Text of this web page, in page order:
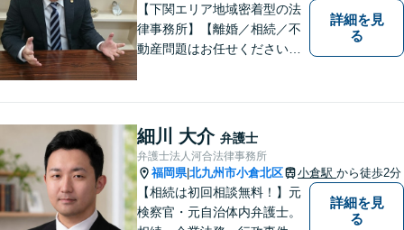
【下関エリア地域密着型の法
律事務所】【離婚／相続／不
動産問題はお任せください】
相談ください。お一人おひと
りの声を大切にし、適切な解
決方法をご提案いたします。
詳細を見
る
細川 大介 弁護士
弁護士法人河合法律事務所
福岡県|北九州市小倉北区 小倉駅 から徒歩2分
【相続は初回相談無料！】元
検察官・元自治体内弁護士。
詳細を見
る